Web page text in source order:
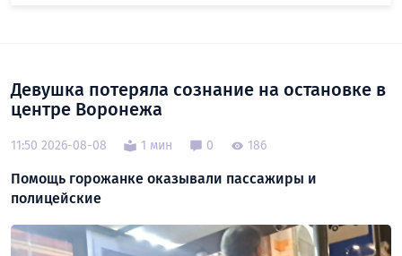
Девушка потеряла сознание на остановке в
центре Воронежа
11:50 2026-08-08 1 мин 0 186
Помощь горожанке оказывали пассажиры и
полицейские